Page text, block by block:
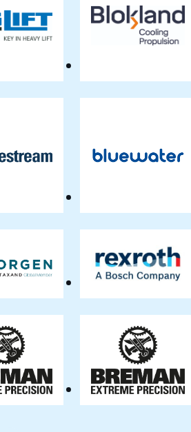
BigLift
BV
Blokland
Ferro
Bluestream
BV
Bluewater
Services
BV
Borgen
Tax
Bosch
Rexroth
BV
Breman
Innovation
Breman
Offshore